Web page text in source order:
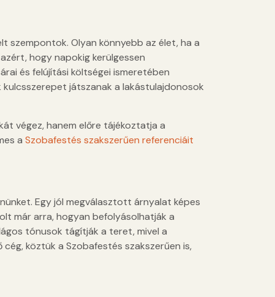
szempontok. Olyan könnyebb az élet, ha a
hogy napokig kerülgessen
és felújítási költségei ismeretében
játszanak a lakástulajdonosok
végez, hanem előre tájékoztatja a
a Szobafestés szakszerűen referenciáit
Egy jól megválasztott árnyalat képes
már arra, hogyan befolyásolhatják a
tónusok tágítják a teret, mivel a
köztük a Szobafestés szakszerűen is,